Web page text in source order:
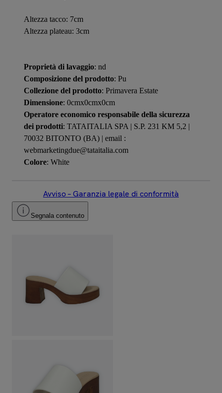
Altezza tacco: 7cm
Altezza plateau: 3cm
Proprietà di lavaggio: nd
Composizione del prodotto: Pu
Collezione del prodotto: Primavera Estate
Dimensione: 0cmx0cmx0cm
Operatore economico responsabile della sicurezza
dei prodotti: TATAITALIA SPA | S.P. 231 KM 5,2 |
70032 BITONTO (BA) | email :
webmarketingdue@tataitalia.com
Colore: White
Avviso – Garanzia legale di conformità
Segnala contenuto